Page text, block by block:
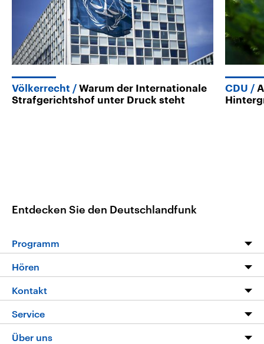
Völkerrecht
Warum der Internationale
Strafgerichtshof unter Druck steht
CDU
Entdecken Sie den Deutschlandfunk
Programm
Programm
Die Nachrichten
Nachrichtenleicht
Neue Beiträge auf dlf.de
Hören
Livestream
Podcasts
Kontakt
Hörerservice
Service
FAQ
Über uns